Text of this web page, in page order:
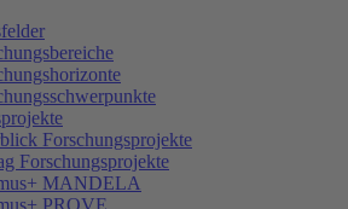
Forschungsprojekte
Forschungsprojekte
MANDELA